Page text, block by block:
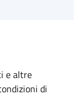
e altre
di